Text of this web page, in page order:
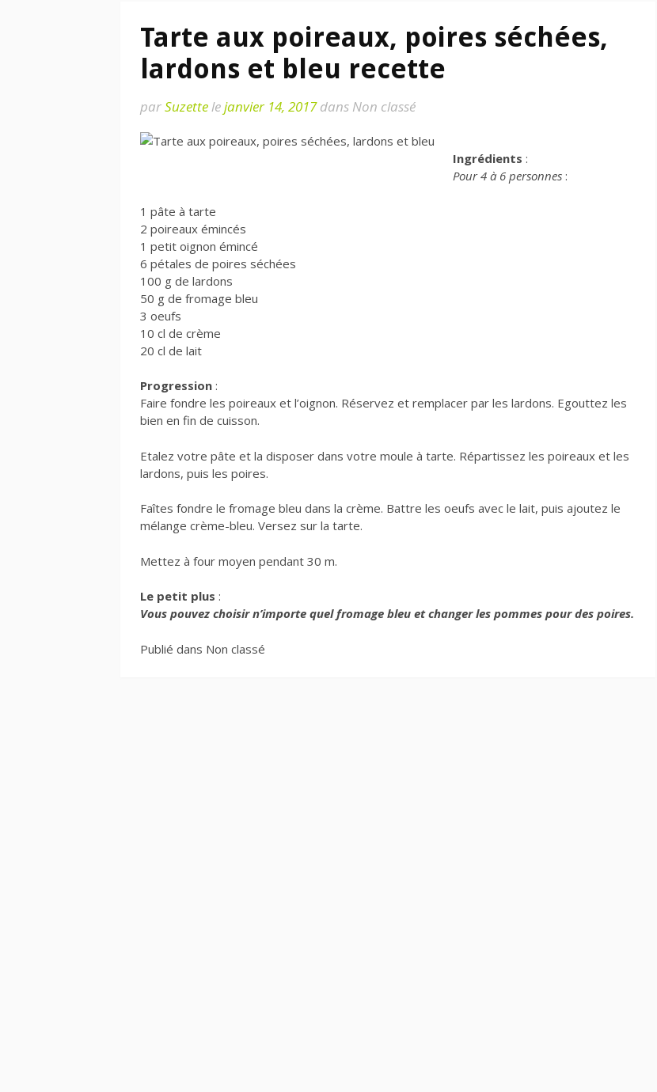
Tarte aux poireaux, poires séchées,
lardons et bleu recette
parSuzettelejanvier 14, 2017dans Non classé
Ingrédients :
Pour 4 à 6 personnes:
1 pâte à tarte
2 poireaux émincés
1 petit oignon émincé
6 pétales de poires séchées
100 g de lardons
50 g de fromage bleu
3 oeufs
10 cl de crème
20 cl de lait
Progression :
Faire fondre les poireaux et l’oignon. Réservez et remplacer par les lardons. Egouttez les
bien en fin de cuisson.
Etalez votre pâte et la disposer dans votre moule à tarte. Répartissez les poireaux et les
lardons, puis les poires.
Faîtes fondre le fromage bleu dans la crème. Battre les oeufs avec le lait, puis ajoutez le
mélange crème-bleu. Versez sur la tarte.
Mettez à four moyen pendant 30 m.
Le petit plus :
Vous pouvez choisir n’importe quel fromage bleu et changer les pommes pour des poires.
Publié dans Non classé